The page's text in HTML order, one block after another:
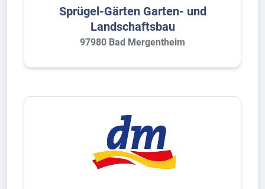
Sprügel-Gärten Garten- und
Landschaftsbau
97980 Bad Mergentheim